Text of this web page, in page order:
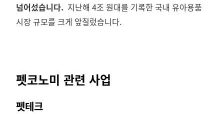
넘어섰습니다. 지난해 4조 원대를 기록한 국내 유아용품
시장 규모를 크게 앞질렀습니다.
펫코노미 관련 사업
펫테크